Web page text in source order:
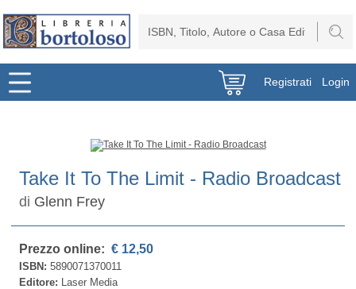
Registrati Login
Take It To The Limit - Radio Broadcast
di Glenn Frey
Prezzo online: € 12,50
ISBN:5890071370011
Editore: Laser Media